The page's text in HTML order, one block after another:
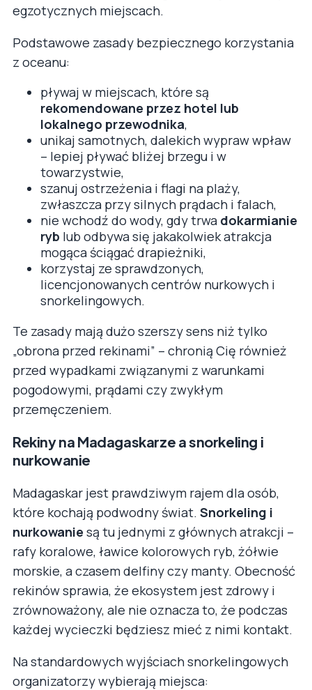
egzotycznych miejscach.
Podstawowe zasady bezpiecznego korzystania
z oceanu:
pływaj w miejscach, które są
rekomendowane przez hotel lub
lokalnego przewodnika,
unikaj samotnych, dalekich wypraw wpław
– lepiej pływać bliżej brzegu i w
towarzystwie,
szanuj ostrzeżenia i flagi na plaży,
zwłaszcza przy silnych prądach i falach,
nie wchodź do wody, gdy trwa dokarmianie
ryb lub odbywa się jakakolwiek atrakcja
mogąca ściągać drapieżniki,
korzystaj ze sprawdzonych,
licencjonowanych centrów nurkowych i
snorkelingowych.
Te zasady mają dużo szerszy sens niż tylko
„obrona przed rekinami” – chronią Cię również
przed wypadkami związanymi z warunkami
pogodowymi, prądami czy zwykłym
przemęczeniem.
Rekiny na Madagaskarze a snorkeling i
nurkowanie
Madagaskar jest prawdziwym rajem dla osób,
które kochają podwodny świat. Snorkeling i
nurkowanie są tu jednymi z głównych atrakcji –
rafy koralowe, ławice kolorowych ryb, żółwie
morskie, a czasem delfiny czy manty. Obecność
rekinów sprawia, że ekosystem jest zdrowy i
zrównoważony, ale nie oznacza to, że podczas
każdej wycieczki będziesz mieć z nimi kontakt.
Na standardowych wyjściach snorkelingowych
organizatorzy wybierają miejsca: